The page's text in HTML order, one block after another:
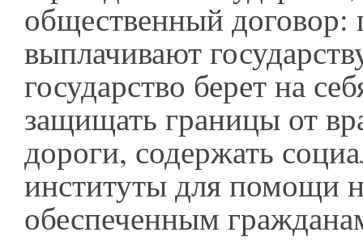
общественный договор:
выплачивают
государство берет на
защищать границы от
дороги, содержать
институты для помощи
обеспеченным